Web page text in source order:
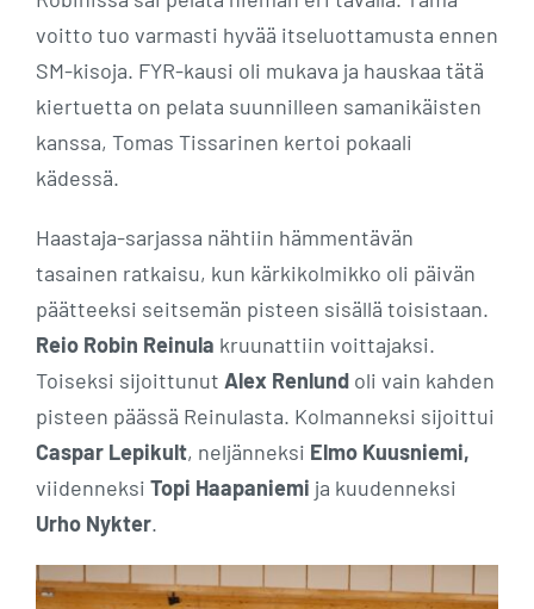
voitto tuo varmasti hyvää itseluottamusta ennen
SM-kisoja. FYR-kausi oli mukava ja hauskaa tätä
kiertuetta on pelata suunnilleen samanikäisten
kanssa, Tomas Tissarinen kertoi pokaali
kädessä.
Haastaja-sarjassa nähtiin hämmentävän
tasainen ratkaisu, kun kärkikolmikko oli päivän
päätteeksi seitsemän pisteen sisällä toisistaan.
Reio Robin Reinula kruunattiin voittajaksi.
Toiseksi sijoittunut Alex Renlund oli vain kahden
pisteen päässä Reinulasta. Kolmanneksi sijoittui
Caspar Lepikult, neljänneksi Elmo Kuusniemi,
viidenneksi Topi Haapaniemi ja kuudenneksi
Urho Nykter.